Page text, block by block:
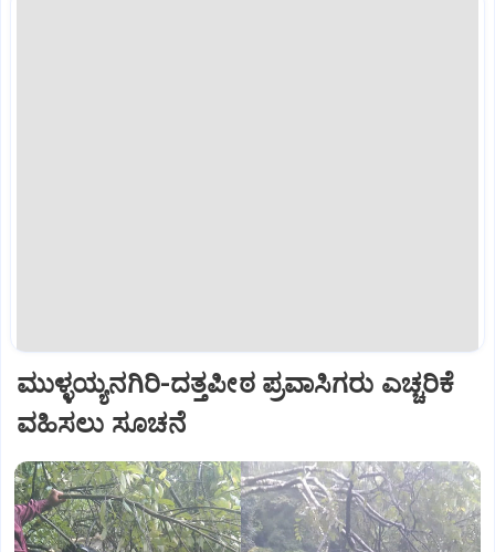
ಮುಳ್ಳಯ್ಯನಗಿರಿ-ದತ್ತಪೀಠ ಪ್ರವಾಸಿಗರು ಎಚ್ಚರಿಕೆ
ವಹಿಸಲು ಸೂಚನೆ